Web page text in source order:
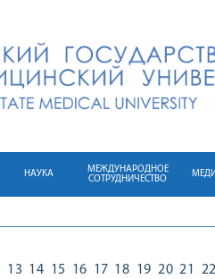
НАУКА
МЕЖДУНАРОДНОЕ
СОТРУДНИЧЕСТВО
13 14 15
16 17 18 19 20 21